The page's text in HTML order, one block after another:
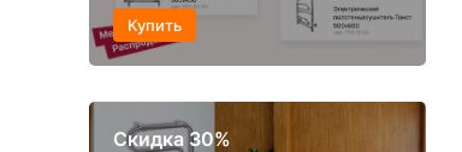
Купить
Скидка 30%